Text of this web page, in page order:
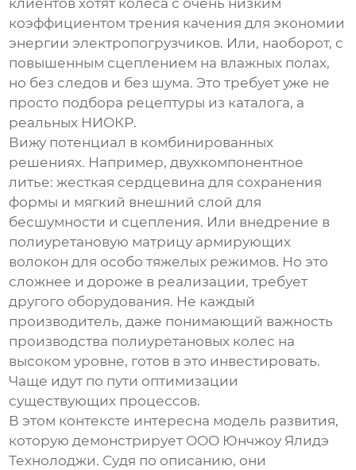
клиентов хотят колеса с очень низким
коэффициентом трения качения для экономии
энергии электропогрузчиков. Или, наоборот, с
повышенным сцеплением на влажных полах,
но без следов и без шума. Это требует уже не
просто подбора рецептуры из каталога, а
реальных НИОКР.
Вижу потенциал в комбинированных
решениях. Например, двухкомпонентное
литье: жесткая сердцевина для сохранения
формы и мягкий внешний слой для
бесшумности и сцепления. Или внедрение в
полиуретановую матрицу армирующих
волокон для особо тяжелых режимов. Но это
сложнее и дороже в реализации, требует
другого оборудования. Не каждый
производитель, даже понимающий важность
производства полиуретановых колес на
высоком уровне, готов в это инвестировать.
Чаще идут по пути оптимизации
существующих процессов.
В этом контексте интересна модель развития,
которую демонстрирует ООО Юнчжоу Ялидэ
Технолоджи. Судя по описанию, они